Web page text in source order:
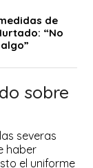
de
“No
sobre
severas
haber
el uniforme